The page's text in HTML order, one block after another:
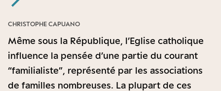
Même sous la République, l’Eglise catholique
influence la pensée d’une partie du courant
“familialiste”, représenté par les associations
de familles nombreuses. La plupart de ces
CHRISTOPHE CAPUANO